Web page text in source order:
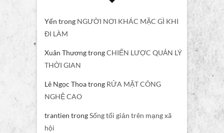
Yến trong NGƯỜI NƠI KHÁC MẶC GÌ KHI
ĐI LÀM
Xuân ThươngtrongCHIẾN LƯỢC QUẢN LÝ
THỜI GIAN
Lê Ngọc Thoatrong RỬA MẶT CÔNG
NGHỆ CAO
trantien trongSống tối giản trên mạng xã
hội